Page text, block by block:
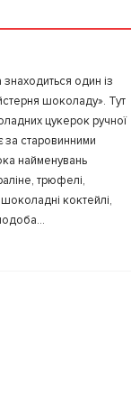
У закладки
один із
шоколаду». Тут
цукерок ручної
за старовинними
найменувань
трюфелі,
шоколадні коктейлі,